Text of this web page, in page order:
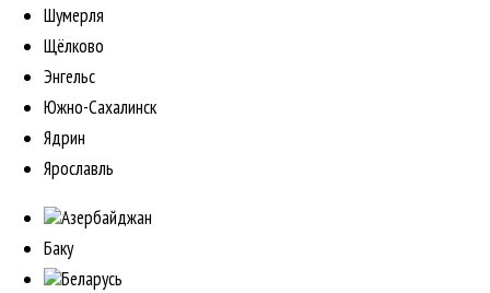
Шумерля
Щёлково
Энгельс
Южно-Сахалинск
Ядрин
Ярославль
Азербайджан
Баку
Беларусь